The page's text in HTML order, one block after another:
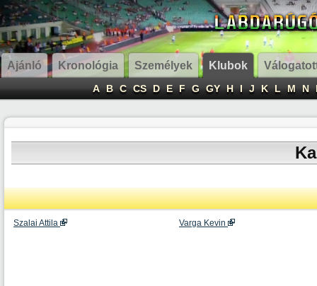
Ajánló Kronológia Személyek Klubok
A B C CS D E F G GY H I J K L M N
Szalai Attila Varga Kevin